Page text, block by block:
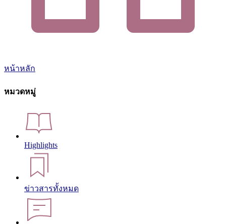
หน้าหลัก
หมวดหมู่
Highlights
ข่าวสารทั้งหมด